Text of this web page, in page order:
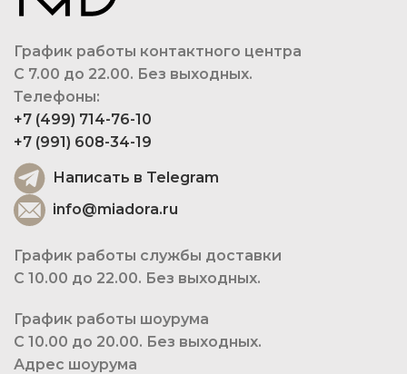
График работы контактного центра
С 7.00 до 22.00. Без выходных.
Телефоны:
+7 (499) 714-76-10
+7 (991) 608-34-19
Написать в Telegram
info@miadora.ru
График работы службы доставки
С 10.00 до 22.00. Без выходных.
График работы шоурума
С 10.00 до 20.00. Без выходных.
Адрес шоурума